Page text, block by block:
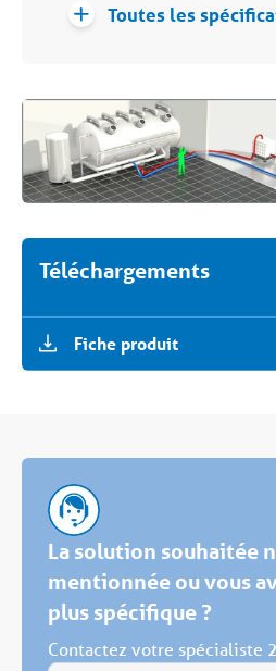
Téléchargements
Fiche produit
Toutes les
La solution souhaitée
mentionnée ou vous
plus spécifique ?
Contactez votre spécialiste